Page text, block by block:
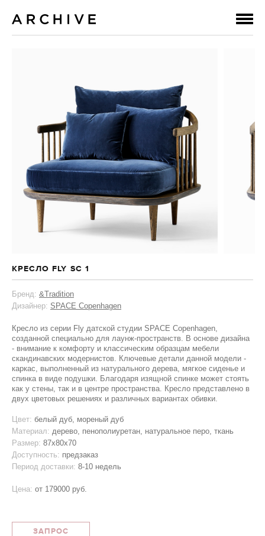
КРЕСЛО FLY SC 1
Бренд: &Tradition
Дизайнер: SPACE Copenhagen
Кресло из серии Fly датской студии SPACE Copenhagen,
созданной специально для лаунж-пространств. В основе дизайна
- внимание к комфорту и классическим образцам мебели
скандинавских модернистов. Ключевые детали данной модели -
каркас, выполненный из натурального дерева, мягкое сиденье и
спинка в виде подушки. Благодаря изящной спинке может стоять
как у стены, так и в центре пространства. Кресло представлено в
двух цветовых решениях и различных вариантах обивки.
Цвет: белый дуб, мореный дуб
Материал: дерево, пенополиуретан, натуральное перо, ткань
Размер: 87х80х70
Доступность: предзаказ
Период доставки: 8-10 недель
Цена: от 179000 руб.
ЗАПРОС